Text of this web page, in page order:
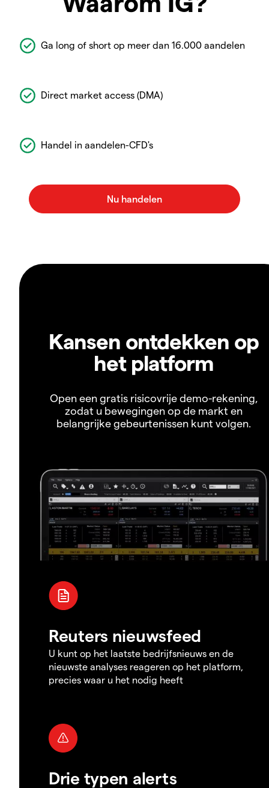
Ga long of short op meer dan 16.000 aandelen
Direct market access (DMA)
Handel in aandelen-CFD's
Kansen ontdekken op
het platform
Open een gratis risicovrije demo-rekening,
zodat u bewegingen op de markt en
belangrijke gebeurtenissen kunt volgen.
Reuters nieuwsfeed
U kunt op het laatste bedrijfsnieuws en de
nieuwste analyses reageren op het platform,
precies waar u het nodig heeft
Drie typen alerts